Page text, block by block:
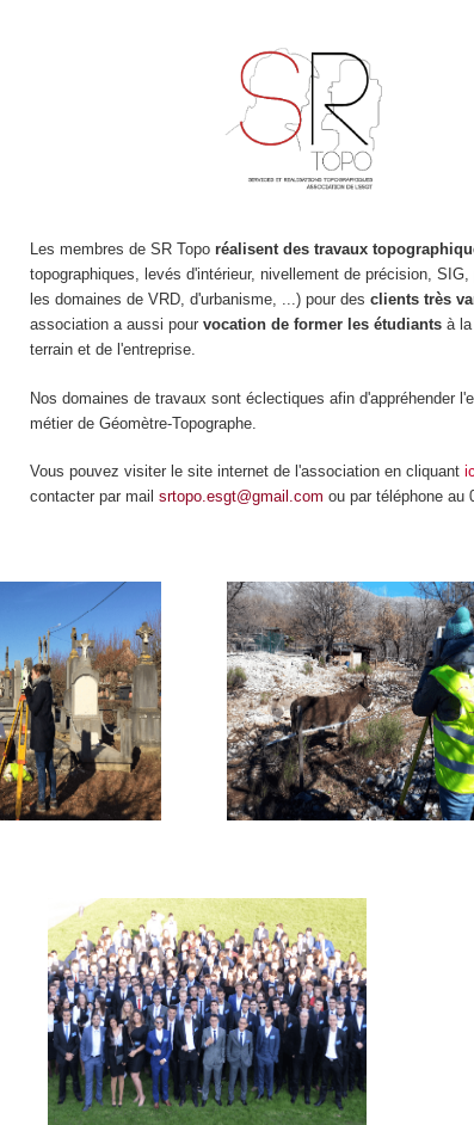
Les membres de SR Toporéalisent des travaux
topographiques, levés d'intérieur, nivellement de précision, SIG,
les domaines de VRD, d'urbanisme, ...) pour desclients très
association a aussi pourvocation de former les étudiants à
terrain et de l'entreprise.
Nos domaines de travaux sont éclectiques afin d'appréhender
métier de Géomètre-Topographe.
Vous pouvez visiter le site internet de l'association en cliquant
contacter par mailsrtopo.esgt@gmail.com ou par téléphone au